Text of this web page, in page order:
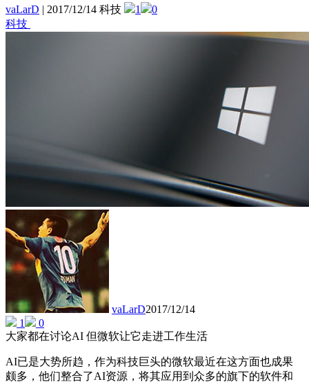
vaLarD | 2017/12/14 科技 1
0
科技
vaLarD2017/12/14
1
0
大家都在讨论AI 但微软让它走进工作生活
AI已是大势所趋，作为科技巨头的微软最近在这方面也成果
颇多，他们整合了AI资源，将其应用到众多的旗下的软件和